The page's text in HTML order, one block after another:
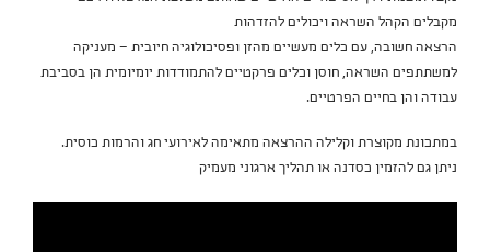
מקבלים הקהל השראה ויכולים להזדהות
הרצאה חשובה, עם כלים מעשיים מהזן ופסיכולוגיה חיובית — מעניקה
למשתתפים השראה, חוסן וכלים פרקטיים להתמודדות יומיומית הן בסביבת
עבודה והן בחיים הפרטיים.
במתכונת מקוצרת וקלילה ההרצאה מתאימה לאירועי חג והרמות כוסית.
ניתן גם להזמין כסדנה או תהליך ארגוני מעמיק